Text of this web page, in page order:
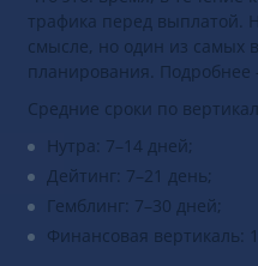
Что это: время, в течение
трафика перед выплатой.
смысле, но один из самых
планирования. Подробнее
Средние сроки по
Нутра: 7–14 дней;
Дейтинг: 7–21 день;
Гемблинг: 7–30 дней;
Финансовая вертикаль: